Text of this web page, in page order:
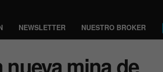
NEWSLETTER NUESTRO BROKER
mina de